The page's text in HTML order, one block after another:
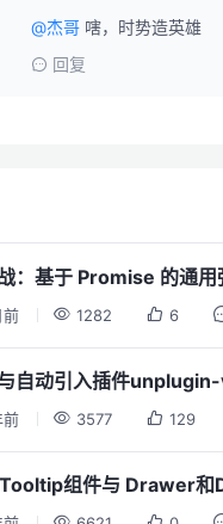
@杰哥 嗐，时势造英雄
回复
：基于 Promise 的通用
前 1282 6
自动引入插件
前 3577 129
组件与 Drawer和